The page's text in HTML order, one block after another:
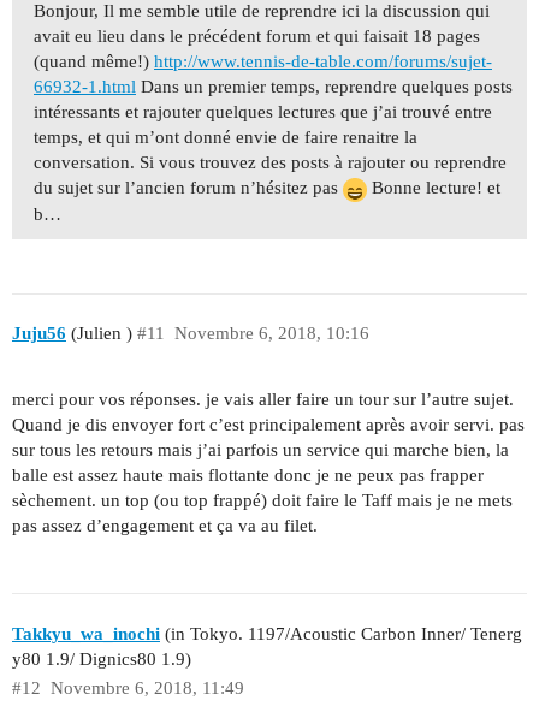
Bonjour, Il me semble utile de reprendre ici la discussion qui
avait eu lieu dans le précédent forum et qui faisait 18 pages
(quand même!) http://www.tennis-de-table.com/forums/sujet-
66932-1.html Dans un premier temps, reprendre quelques posts
intéressants et rajouter quelques lectures que j’ai trouvé entre
temps, et qui m’ont donné envie de faire renaitre la
conversation. Si vous trouvez des posts à rajouter ou reprendre
du sujet sur l’ancien forum n’hésitez pas
Bonne lecture! et
b…
Juju56 (Julien ) Novembre 6, 2018, 10:16
#11
merci pour vos réponses. je vais aller faire un tour sur l’autre sujet.
Quand je dis envoyer fort c’est principalement après avoir servi. pas
sur tous les retours mais j’ai parfois un service qui marche bien, la
balle est assez haute mais flottante donc je ne peux pas frapper
sèchement. un top (ou top frappé) doit faire le Taff mais je ne mets
pas assez d’engagement et ça va au filet.
Takkyu_wa_inochi (in Tokyo. 1197/Acoustic Carbon Inner/ Tenerg
y80 1.9/ Dignics80 1.9)
Novembre 6, 2018, 11:49
#12